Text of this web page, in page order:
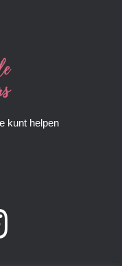
kunt helpen